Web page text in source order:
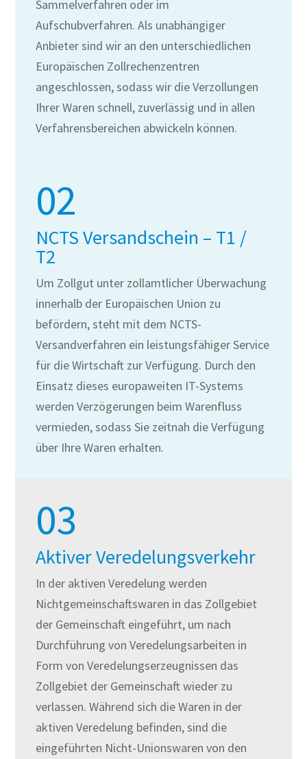
Sammelverfahren oder im
Aufschubverfahren. Als unabhängiger
Anbieter sind wir an den unterschiedlichen
Europäischen Zollrechenzentren
angeschlossen, sodass wir die Verzollungen
Ihrer Waren schnell, zuverlässig und in allen
Verfahrensbereichen abwickeln können.
02
NCTS Versandschein – T1 /
T2
Um Zollgut unter zollamtlicher Überwachung
innerhalb der Europäischen Union zu
befördern, steht mit dem NCTS-
Versandverfahren ein leistungsfähiger Service
für die Wirtschaft zur Verfügung. Durch den
Einsatz dieses europaweiten IT-Systems
werden Verzögerungen beim Warenfluss
vermieden, sodass Sie zeitnah die Verfügung
über Ihre Waren erhalten.
03
Aktiver Veredelungsverkehr
In der aktiven Veredelung werden
Nichtgemeinschaftswaren in das Zollgebiet
der Gemeinschaft eingeführt, um nach
Durchführung von Veredelungsarbeiten in
Form von Veredelungserzeugnissen das
Zollgebiet der Gemeinschaft wieder zu
verlassen. Während sich die Waren in der
aktiven Veredelung befinden, sind die
eingeführten Nicht-Unionswaren von den